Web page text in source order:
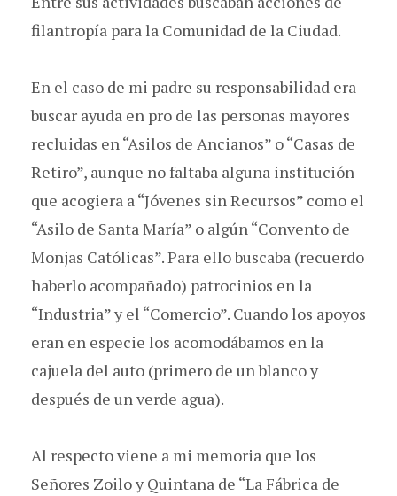
filantropía para la Comunidad de la Ciudad.
En el caso de mi padre su responsabilidad era
buscar ayuda en pro de las personas mayores
recluidas en “Asilos de Ancianos” o “Casas de
Retiro”, aunque no faltaba alguna institución
que acogiera a “Jóvenes sin Recursos” como el
“Asilo de Santa María” o algún “Convento de
Monjas Católicas”. Para ello buscaba (recuerdo
haberlo acompañado) patrocinios en la
“Industria” y el “Comercio”. Cuando los apoyos
eran en especie los acomodábamos en la
cajuela del auto (primero de un blanco y
después de un verde agua).
Al respecto viene a mi memoria que los
Señores Zoilo y Quintana de “La Fábrica de